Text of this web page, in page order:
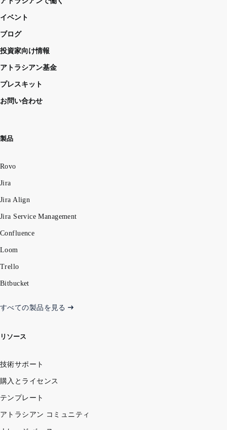
イベント
ブログ
投資家向け情報
アトラシアン基金
プレスキット
お問い合わせ
製品
Rovo
Jira
Jira Align
Jira Service Management
Confluence
Loom
Trello
Bitbucket
すべての製品を見る
リソース
技術サポート
購入とライセンス
テンプレート
アトラシアン コミュニティ